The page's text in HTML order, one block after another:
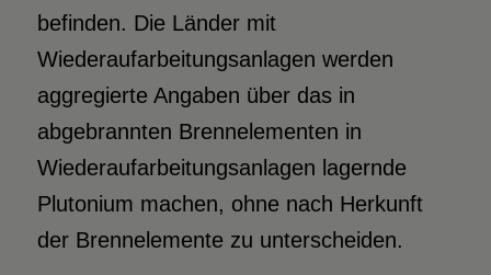
befinden. Die Länder mit
Wiederaufarbeitungsanlagen werden
aggregierte Angaben über das in
abgebrannten Brennelementen in
Wiederaufarbeitungsanlagen lagernde
Plutonium machen, ohne nach Herkunft
der Brennelemente zu unterscheiden.